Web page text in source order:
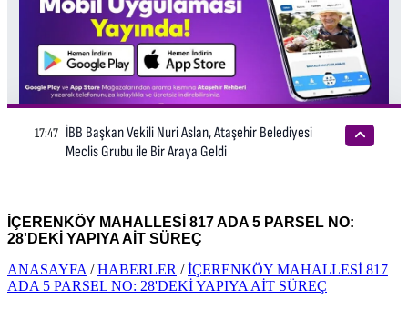
İÇERENKÖY MAHALLESİ 817 ADA 5 PARSEL NO:
28'DEKİ YAPIYA AİT SÜREÇ
ANASAYFA /HABERLER /İÇERENKÖY MAHALLESİ 817
ADA 5 PARSEL NO: 28'DEKİ YAPIYA AİT SÜREÇ